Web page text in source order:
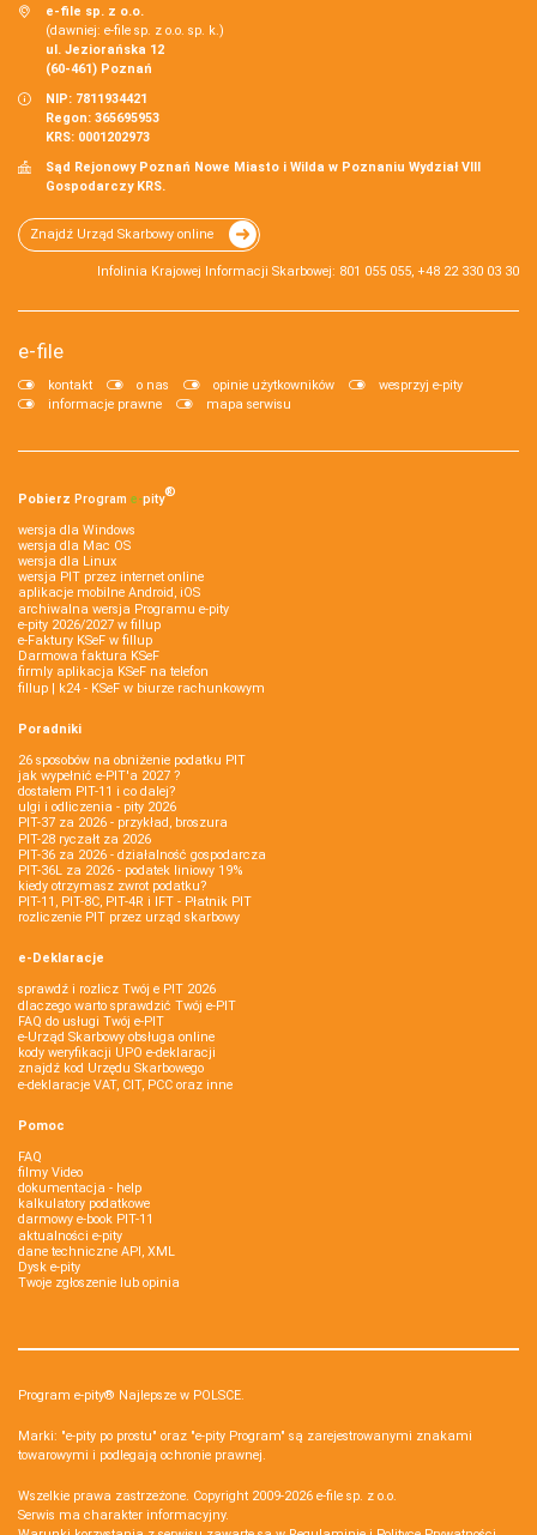
e-file sp. z o.o.
(dawniej: e-file sp. z o.o. sp. k.)
ul. Jeziorańska 12
(60-461) Poznań
NIP: 7811934421
Regon: 365695953
KRS: 0001202973
Sąd Rejonowy Poznań Nowe Miasto i Wilda w Poznaniu Wydział VIII
Gospodarczy KRS.
Znajdź Urząd Skarbowy online
Infolinia Krajowej Informacji Skarbowej: 801 055 055, +48 22 330 03 30
e-file
kontakt o nas opinie użytkowników
wesprzyj e-pity
informacje prawne
mapa serwisu
Pobierz Program e‑pity®
wersja dla Windows
wersja dla Mac OS
wersja dla Linux
wersja PIT przez internet online
aplikacje mobilne Android, iOS
archiwalna wersja Programu e-pity
e-pity 2026/2027 w fillup
e‑Faktury KSeF w fillup
Darmowa faktura KSeF
firmly aplikacja KSeF na telefon
fillup | k24 - KSeF w biurze rachunkowym
Poradniki
26 sposobów na obniżenie podatku PIT
jak wypełnić e-PIT'a 2027 ?
dostałem PIT-11 i co dalej?
ulgi i odliczenia - pity 2026
PIT-37 za 2026 - przykład, broszura
PIT-28 ryczałt za 2026
PIT-36 za 2026 - działalność gospodarcza
PIT-36L za 2026 - podatek liniowy 19%
kiedy otrzymasz zwrot podatku?
PIT-11, PIT-8C, PIT-4R i IFT - Płatnik PIT
rozliczenie PIT przez urząd skarbowy
e-Deklaracje
sprawdź i rozlicz Twój e PIT 2026
dlaczego warto sprawdzić Twój e-PIT
FAQ do usługi Twój e-PIT
e-Urząd Skarbowy obsługa online
kody weryfikacji UPO e-deklaracji
znajdź kod Urzędu Skarbowego
e-deklaracje VAT, CIT, PCC oraz inne
Pomoc
FAQ
filmy Video
dokumentacja - help
kalkulatory podatkowe
darmowy e-book PIT-11
aktualności e-pity
dane techniczne API, XML
Dysk e-pity
Twoje zgłoszenie lub opinia
Program e-pity® Najlepsze w POLSCE.
Marki: "e-pity po prostu" oraz "e-pity Program" są zarejestrowanymi znakami
towarowymi i podlegają ochronie prawnej.
Wszelkie prawa zastrzeżone. Copyright 2009-2026 e-file sp. z o.o.
Serwis ma charakter informacyjny.